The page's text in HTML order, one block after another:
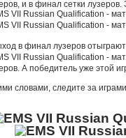
и в финал сетки
в финал лузеров
А победитель уже этой
словами, следите за